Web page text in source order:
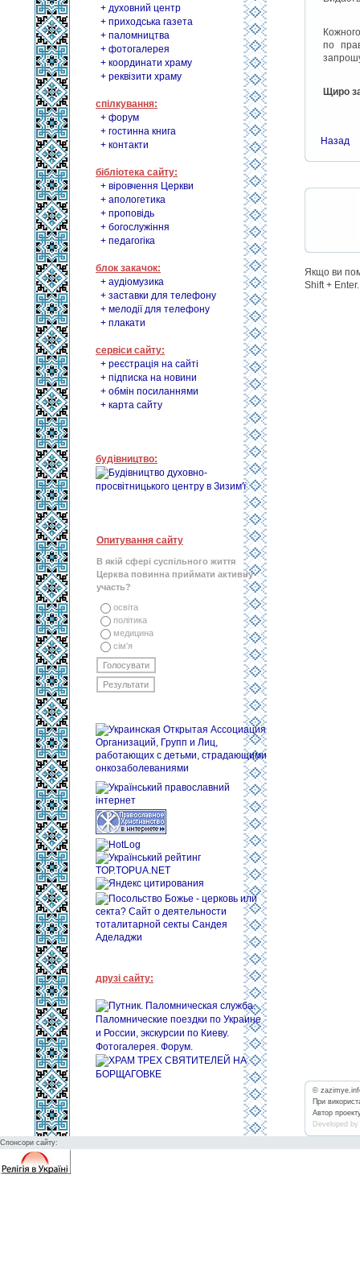
+ духовний центр
+ приходська газета
+ паломництва
+ фотогалерея
+ координати храму
+ реквізити храму
спілкування:
+ форум
+ гостинна книга
+ контакти
бібліотека сайту:
+ віровчення Церкви
+ апологетика
+ проповідь
+ богослужіння
+ педагогіка
блок закачок:
+ аудіомузика
+ заставки для телефону
+ мелодії для телефону
+ плакати
сервіси сайту:
+ реєстрація на сайті
+ підписка на новини
+ обмін посиланнями
+ карта сайту
будівництво:
Опитування сайту
В якій сфері суспільного життя
Церква повинна приймати активну
участь?
освіта
політика
медицина
сім'я
друзі сайту:
по
Щиро
Назад
Якщо ви
Shift + Enter.
©
При
Автор
Developed
Спонсори сайту: